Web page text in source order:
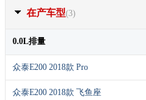
在产车型(3)
0.0L排量
众泰E200 2018款 Pro
众泰E200 2018款 飞鱼座